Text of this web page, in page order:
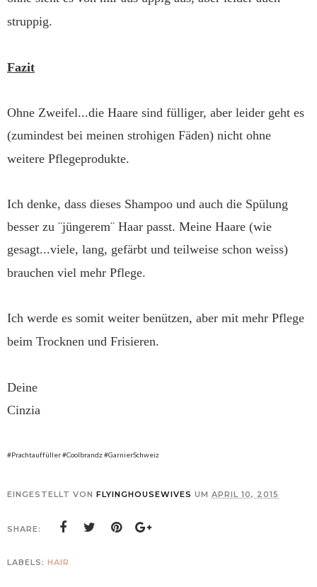
struppig.
Fazit
Ohne Zweifel...die Haare sind fülliger, aber leider geht es
(zumindest bei meinen strohigen Fäden) nicht ohne
weitere Pflegeprodukte.
Ich denke, dass dieses Shampoo und auch die Spülung
besser zu ¨jüngerem¨ Haar passt. Meine Haare (wie
gesagt...viele, lang, gefärbt und teilweise schon weiss)
brauchen viel mehr Pflege.
Ich werde es somit weiter benützen, aber mit mehr Pflege
beim Trocknen und Frisieren.
Deine
Cinzia
#Prachtauffüller #Coolbrandz #GarnierSchweiz
EINGESTELLT VON FLYINGHOUSEWIVES UM APRIL 10, 2015
SHARE:
LABELS: HAIR